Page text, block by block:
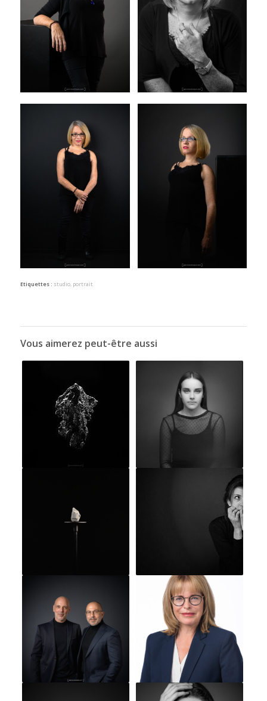
Etiquettes : studio, portrait
Vous aimerez peut-être aussi